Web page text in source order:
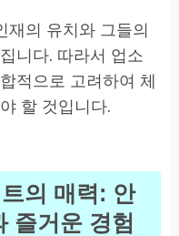
재의 유치와 그들의
니다. 따라서 업소
적으로 고려하여 체
할 것입니다.
의 매력: 안
즐거운 경험